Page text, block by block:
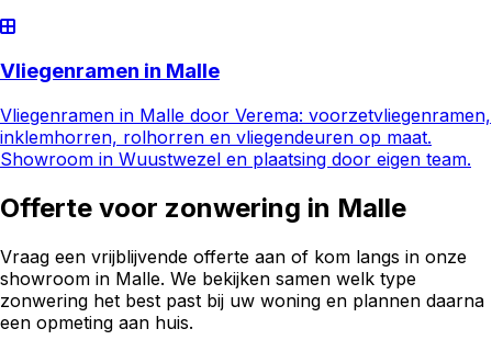
Vliegenramen in Malle
Vliegenramen in Malle door Verema: voorzetvliegenramen,
inklemhorren, rolhorren en vliegendeuren op maat.
Showroom in Wuustwezel en plaatsing door eigen team.
Offerte voor zonwering in Malle
Vraag een vrijblijvende offerte aan of kom langs in onze
showroom in Malle. We bekijken samen welk type
zonwering het best past bij uw woning en plannen daarna
een opmeting aan huis.